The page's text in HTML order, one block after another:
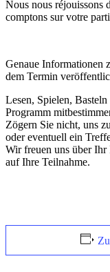
Nous nous réjouissons
comptons sur votre
Genaue Informationen
dem Termin
Lesen, Spielen,
Programm
Zögern Sie nicht, uns
oder eventuell ein
Wir freuen uns über Ihr
auf Ihre Teilnahme.